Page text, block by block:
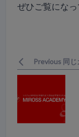
ぜひご覧になっ
Previous 同